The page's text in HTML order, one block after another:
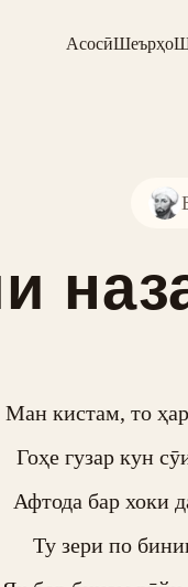
АсосӣШеърҳо
Ман кистам, то
Гоҳе гузар кун
Афтода бар хоки
Ту зери по